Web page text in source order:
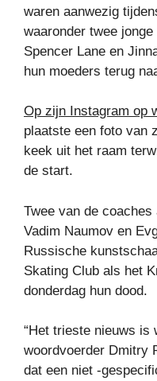
waren aanwezig
waaronder twee
Spencer Lane en
hun moeders terug
Op zijn Instagram op
plaatste een foto van
keek uit het raam
de start.
Twee van de
Vadim Naumov en
Russische
Skating Club als het
donderdag hun dood.
“Het trieste nieuws is
woordvoerder Dmitry
dat een niet -